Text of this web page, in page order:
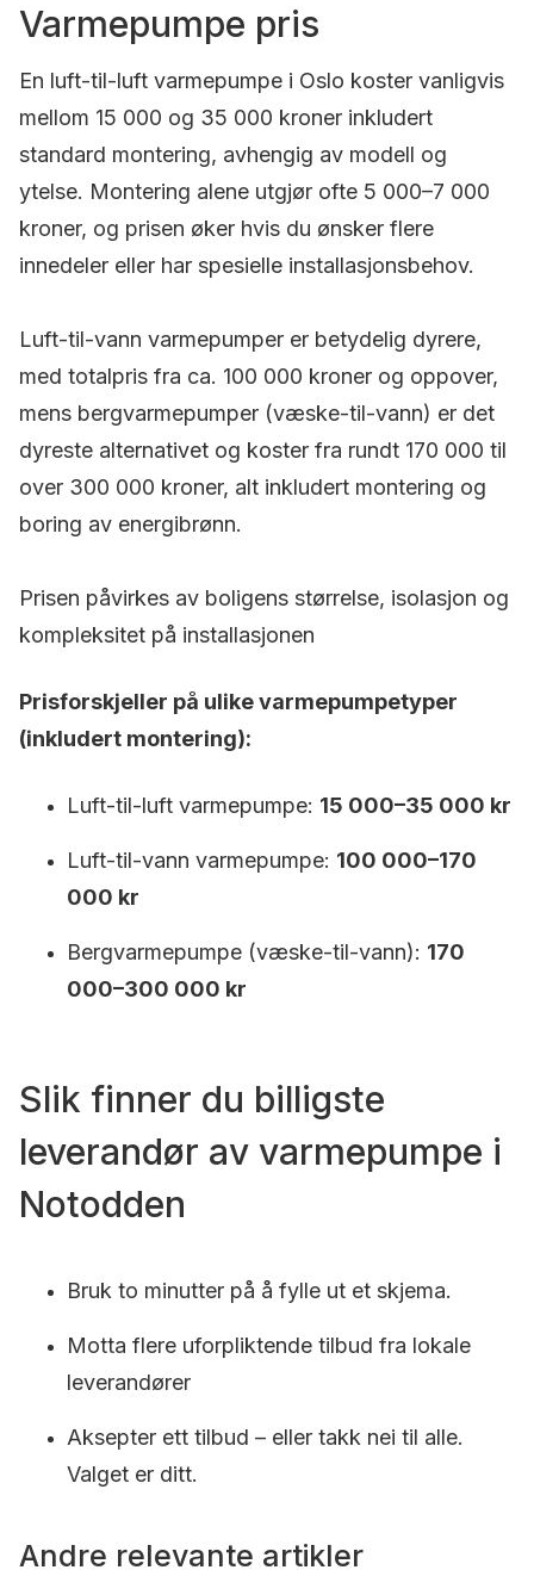
Varmepumpe pris
En luft-til-luft varmepumpe i Oslo koster vanligvis
mellom 15 000 og 35 000 kroner inkludert
standard montering, avhengig av modell og
ytelse. Montering alene utgjør ofte 5 000–7 000
kroner, og prisen øker hvis du ønsker flere
innedeler eller har spesielle installasjonsbehov.
Luft-til-vann varmepumper er betydelig dyrere,
med totalpris fra ca. 100 000 kroner og oppover,
mens bergvarmepumper (væske-til-vann) er det
dyreste alternativet og koster fra rundt 170 000 til
over 300 000 kroner, alt inkludert montering og
boring av energibrønn.
Prisen påvirkes av boligens størrelse, isolasjon og
kompleksitet på installasjonen
Prisforskjeller på ulike varmepumpetyper
(inkludert montering):
Luft-til-luft varmepumpe: 15 000–35 000 kr
Luft-til-vann varmepumpe: 100 000–170
000 kr
Bergvarmepumpe (væske-til-vann): 170
000–300 000 kr
Slik finner du billigste
leverandør av varmepumpe i
Notodden
Bruk to minutter på å fylle ut et skjema.
Motta flere uforpliktende tilbud fra lokale
leverandører
Aksepter ett tilbud – eller takk nei til alle.
Valget er ditt.
Andre relevante artikler